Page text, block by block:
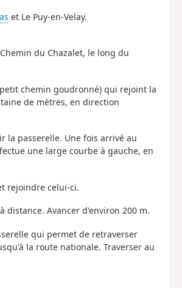
et Le Puy-en-Velay.
du Chazalet, le long du
chemin goudronné) qui rejoint la
de mètres, en direction
la passerelle. Une fois arrivé au
une large courbe à gauche, en
rejoindre celui-ci.
distance. Avancer d'environ 200 m.
qui permet de retraverser
la route nationale. Traverser au